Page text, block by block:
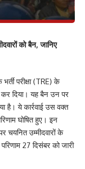
को बैन, जानिए
परीक्षा (TRE) के
दिया। यह बैन उन पर
है। ये कार्रवाई उस वक्त
घोषित हुए। इन
चयनित उम्मीदवारों के
27 दिसंबर को जारी